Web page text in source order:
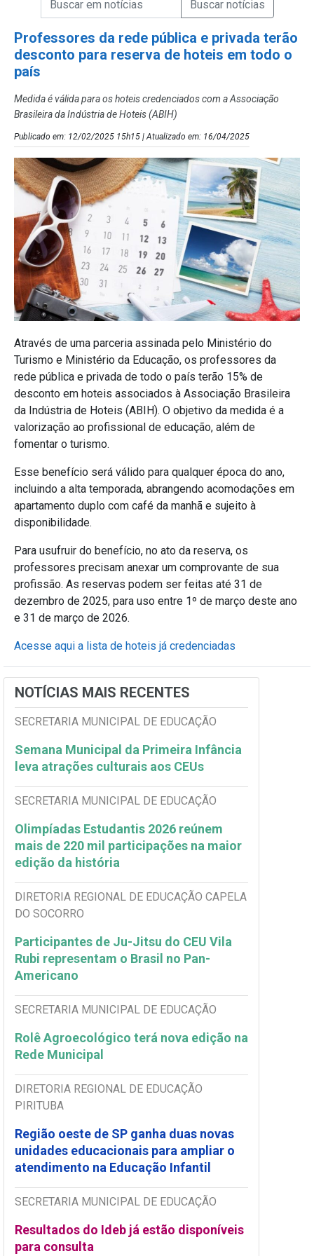
Professores da rede pública e privada terão
desconto para reserva de hoteis em todo o
país
Medida é válida para os hoteis credenciados com a Associação
Brasileira da Indústria de Hoteis (ABIH)
Publicado em: 12/02/2025 15h15 | Atualizado em: 16/04/2025
Através de uma parceria assinada pelo Ministério do
Turismo e Ministério da Educação, os professores da
rede pública e privada de todo o país terão 15% de
desconto em hoteis associados à Associação Brasileira
da Indústria de Hoteis (ABIH). O objetivo da medida é a
valorização ao profissional de educação, além de
fomentar o turismo.
Esse benefício será válido para qualquer época do ano,
incluindo a alta temporada, abrangendo acomodações em
apartamento duplo com café da manhã e sujeito à
disponibilidade.
Para usufruir do benefício, no ato da reserva, os
professores precisam anexar um comprovante de sua
profissão. As reservas podem ser feitas até 31 de
dezembro de 2025, para uso entre 1º de março deste ano
e 31 de março de 2026.
Acesse aqui a lista de hoteis já credenciadas
NOTÍCIAS MAIS RECENTES
SECRETARIA MUNICIPAL DE EDUCAÇÃO
Semana Municipal da Primeira Infância
leva atrações culturais aos CEUs
SECRETARIA MUNICIPAL DE EDUCAÇÃO
Olimpíadas Estudantis 2026 reúnem
mais de 220 mil participações na maior
edição da história
DIRETORIA REGIONAL DE EDUCAÇÃO CAPELA
DO SOCORRO
Participantes de Ju-Jitsu do CEU Vila
Rubi representam o Brasil no Pan-
Americano
SECRETARIA MUNICIPAL DE EDUCAÇÃO
Rolê Agroecológico terá nova edição na
Rede Municipal
DIRETORIA REGIONAL DE EDUCAÇÃO
PIRITUBA
Região oeste de SP ganha duas novas
unidades educacionais para ampliar o
atendimento na Educação Infantil
SECRETARIA MUNICIPAL DE EDUCAÇÃO
Resultados do Ideb já estão disponíveis
para consulta